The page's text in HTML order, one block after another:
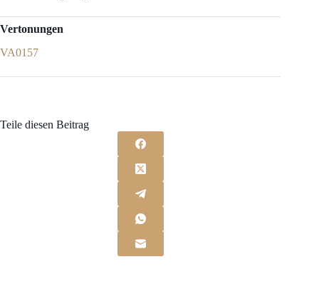
Vertonungen
VA0157
Teile diesen Beitrag